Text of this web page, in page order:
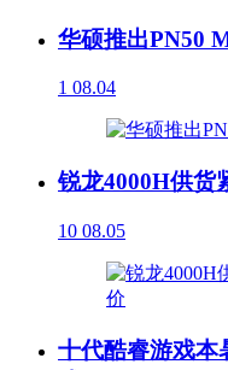
华硕推出PN50
1 08.04
锐龙4000H供货
10 08.05
十代酷睿游戏本